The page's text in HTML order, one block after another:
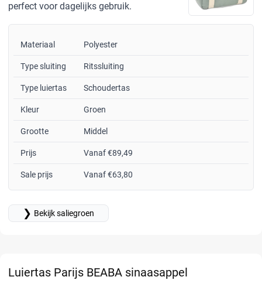
perfect voor dagelijks gebruik.
Materiaal Polyester
Type sluiting Ritssluiting
Type luiertas Schoudertas
Kleur Groen
Grootte Middel
Prijs Vanaf €89,49
Sale prijs Vanaf €63,80
❯ Bekijk saliegroen
Luiertas Parijs BEABA sinaasappel